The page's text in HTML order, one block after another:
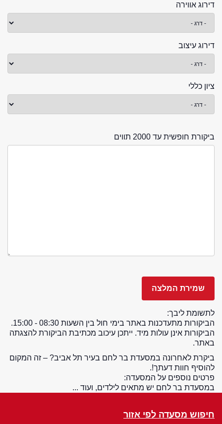
דירוג אווירה
דירוג עיצוב
ציון כללי
ביקורת חופשית עד 2000 תווים
לתשומת ליבך:
הביקורות מתעדכנות באתר בימי חול בין השעות 08:30 - 15:00.
הביקורות אינן עולות מיד. ייתכן עיכוב מכתיבת הביקורת להצגתה
באתר.
ביקרת לאחרונה במסעדת בר לחם בעיר תל אביב? – זה המקום
להוסיף חוות דעתך!.
פרטים נוספים על המסעדה:
במסעדת בר לחם יש מתאים לילדים, ועוד ...
חיפוש מסעדה לפי אזור